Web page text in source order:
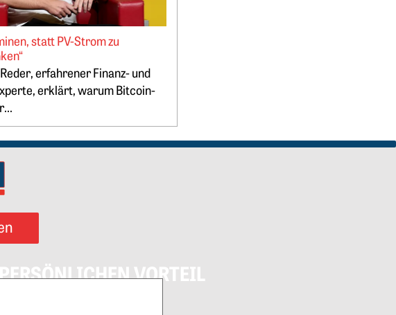
statt PV-Strom zu
erfahrener Finanz- und
erklärt, warum Bitcoin-
VORTEIL